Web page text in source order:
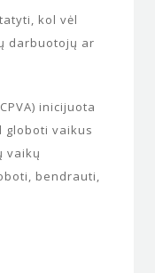
kol vėl
darbuotojų ar
inicijuota
globoti vaikus
vaikų
bendrauti,